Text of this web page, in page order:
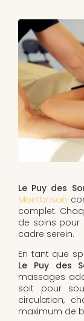
Le Puy des
Montbrison
complet.
de soins pour
cadre serein.
En tant que
Le Puy des
massages
soit pour
circulation,
maximum de